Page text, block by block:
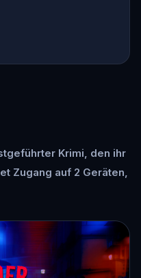
Krimi, den ihr
Zugang auf 2 Geräten,